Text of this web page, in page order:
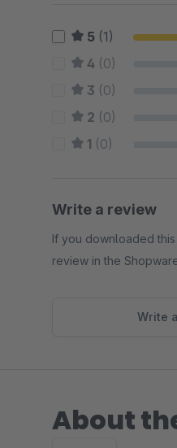
5 (1)
4 (0)
3 (0)
2 (0)
1 (0)
Write a review
If you downloaded
review in the
Write
About